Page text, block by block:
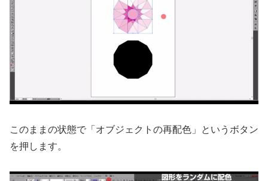
このままの状態で「オブジェクトの再配色」というボタン
を押します。